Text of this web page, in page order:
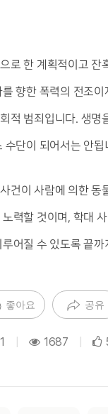
로 한 계획적이고 잔
향한 폭력의 전조이
적 범죄입니다. 생명
수단이 되어서는 안됩
건이 사람에 의한 동
력할 것이며, 학대
어질 수 있도록 끝
좋아요 공유
1 1687